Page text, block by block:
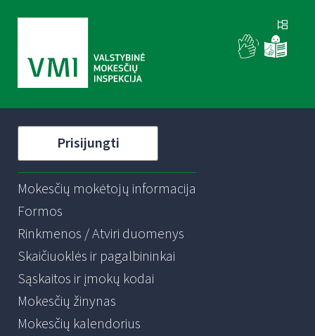
Prisijungti
Mokesčių mokėtojų informacija
Formos
Rinkmenos / Atviri duomenys
Skaičiuoklės ir pagalbininkai
Sąskaitos ir įmokų kodai
Mokesčių žinynas
Mokesčių kalendorius